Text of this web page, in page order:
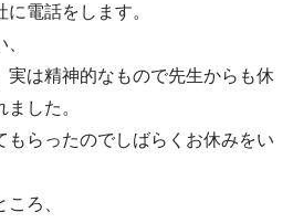
電話をします。
実は精神的なもので先生からも休
した。
もらったのでしばらくお休みをい
ろ、